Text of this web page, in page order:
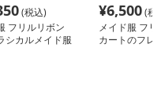
(税込)
フリルリボン
シカルメイド服
¥6,500(税
メイド服 フリ
カートのフレ